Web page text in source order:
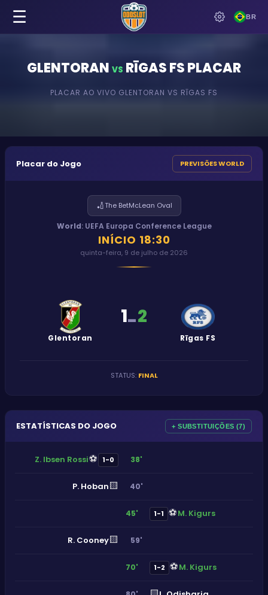
BR
☰
GLENTORAN VS RĪGAS FSPLACAR
PLACAR AO VIVO GLENTORAN VS RĪGAS FS
Placar do Jogo PREVISÕES WORLD
🏏The BetMcLean Oval
World: UEFA Europa Conference League
INÍCIO 18:30
quinta-feira, 9 de julho de 2026
Glentoran
1-2
Rīgas FS
STATUS: FINAL
ESTATÍSTICAS DO JOGO + SUBSTITUIÇÕES (7)
Z. Ibsen Rossi⚽ 1-0 38'
P. Hoban🟨 40'
45' 1-1 ⚽M. Kigurs
R. Cooney🟨 59'
70' 1-2 ⚽M. Kigurs